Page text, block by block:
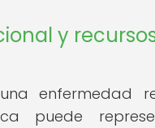
y
enfermedad
puede